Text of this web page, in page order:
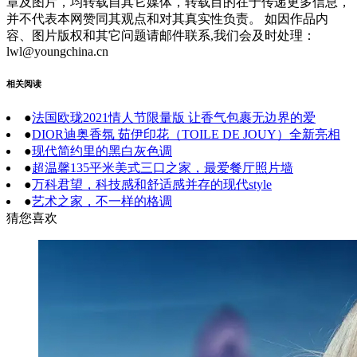
并不代表本网赞同其观点和对其真实性负责。 如因作品内
容、图片版权和其它问题请邮件联系,我们会及时处理：
lwl@youngchina.cn
相关阅读
●法国欧珑2021情人节限量版 让香气包裹无边界的爱
●DIOR迪奥香氛 茹伊印花（TOILE DE JOUY）全新亮相
●现代简约里的黑白灰色调
●超温馨135平米美式三口之家，最爱餐厅照片墙
●万科君望，科技感和舒适感并存的现代style
●艺术之家，不一样的格调
猜您喜欢